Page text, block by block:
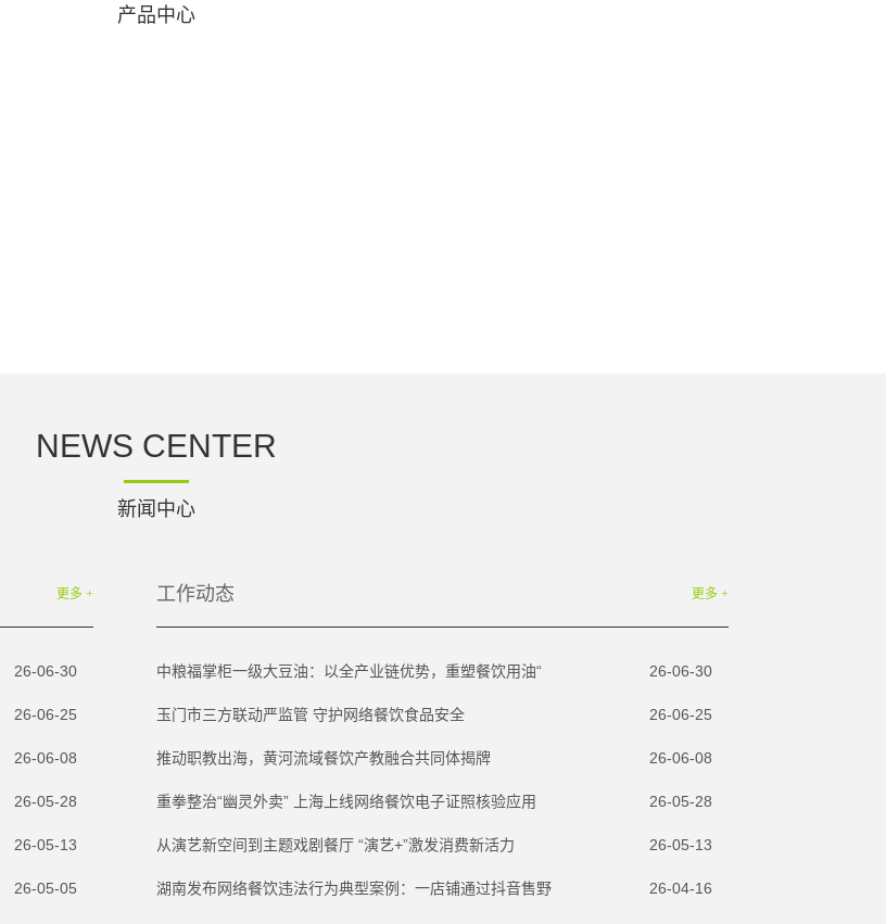
产品中心
NEWS CENTER
新闻中心
更多 +
26-06-30
26-06-25
26-06-08
26-05-28
26-05-13
26-05-05
工作动态 更多 +
中粮福掌柜一级大豆油：以全产业链优势，重塑餐饮用油“ 26-06-30
玉门市三方联动严监管 守护网络餐饮食品安全 26-06-25
推动职教出海，黄河流域餐饮产教融合共同体揭牌 26-06-08
重拳整治“幽灵外卖” 上海上线网络餐饮电子证照核验应用 26-05-28
从演艺新空间到主题戏剧餐厅 “演艺+”激发消费新活力 26-05-13
湖南发布网络餐饮违法行为典型案例：一店铺通过抖音售野 26-04-16